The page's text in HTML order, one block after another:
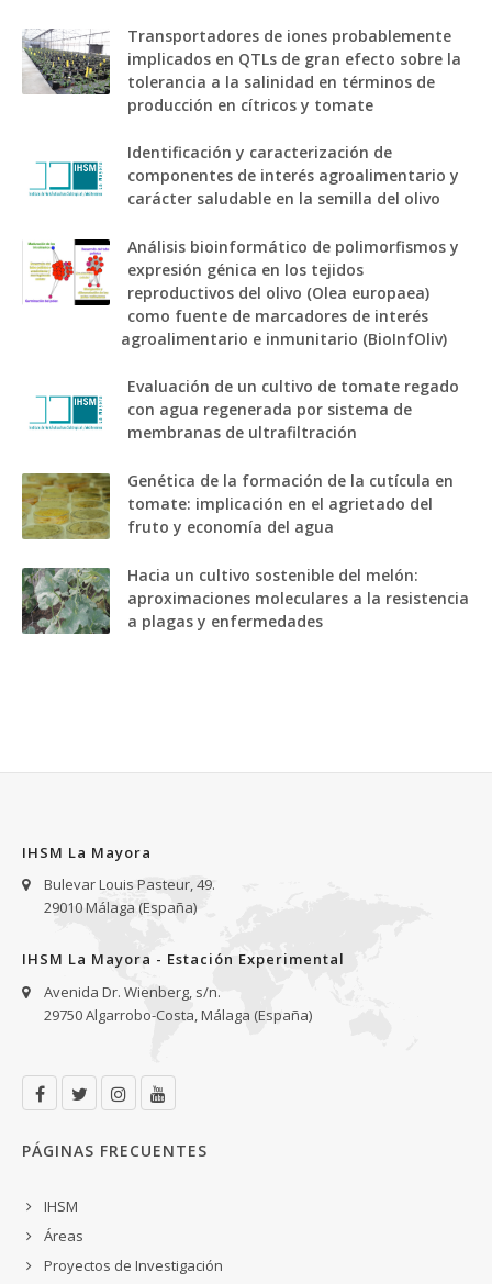
Transportadores de iones probablemente
implicados en QTLs de gran efecto sobre la
tolerancia a la salinidad en términos de
producción en cítricos y tomate
Identificación y caracterización de
componentes de interés agroalimentario y
carácter saludable en la semilla del olivo
Análisis bioinformático de polimorfismos y
expresión génica en los tejidos
reproductivos del olivo (Olea europaea)
como fuente de marcadores de interés
agroalimentario e inmunitario (BioInfOliv)
Evaluación de un cultivo de tomate regado
con agua regenerada por sistema de
membranas de ultrafiltración
Genética de la formación de la cutícula en
tomate: implicación en el agrietado del
fruto y economía del agua
Hacia un cultivo sostenible del melón:
aproximaciones moleculares a la resistencia
a plagas y enfermedades
IHSM La Mayora
Bulevar Louis Pasteur, 49.
29010 Málaga (España)
IHSM La Mayora - Estación Experimental
Avenida Dr. Wienberg, s/n.
29750 Algarrobo-Costa, Málaga (España)
PÁGINAS FRECUENTES
IHSM
Áreas
Proyectos de Investigación